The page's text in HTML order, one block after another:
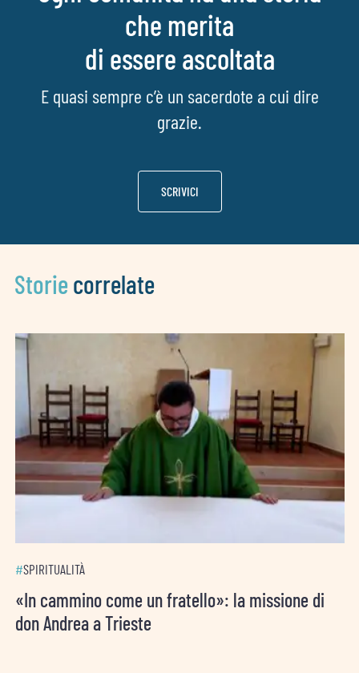
che merita
di essere ascoltata
E quasi sempre c’è un sacerdote a cui dire
grazie.
SCRIVICI
Storie correlate
#SPIRITUALITÀ
«In cammino come un fratello»: la missione di
don Andrea a Trieste